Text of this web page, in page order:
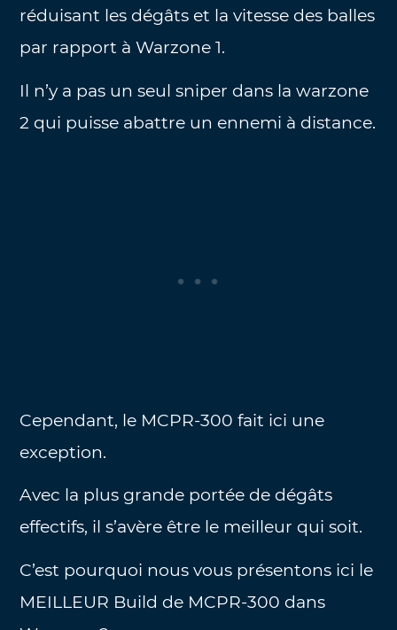
réduisant les dégâts et la vitesse des balles
par rapport à Warzone 1.
Il n’y a pas un seul sniper dans la warzone
2 qui puisse abattre un ennemi à distance.
Cependant, le MCPR-300 fait ici une
exception.
Avec la plus grande portée de dégâts
effectifs, il s’avère être le meilleur qui soit.
C’est pourquoi nous vous présentons ici le
MEILLEUR Build de MCPR-300 dans